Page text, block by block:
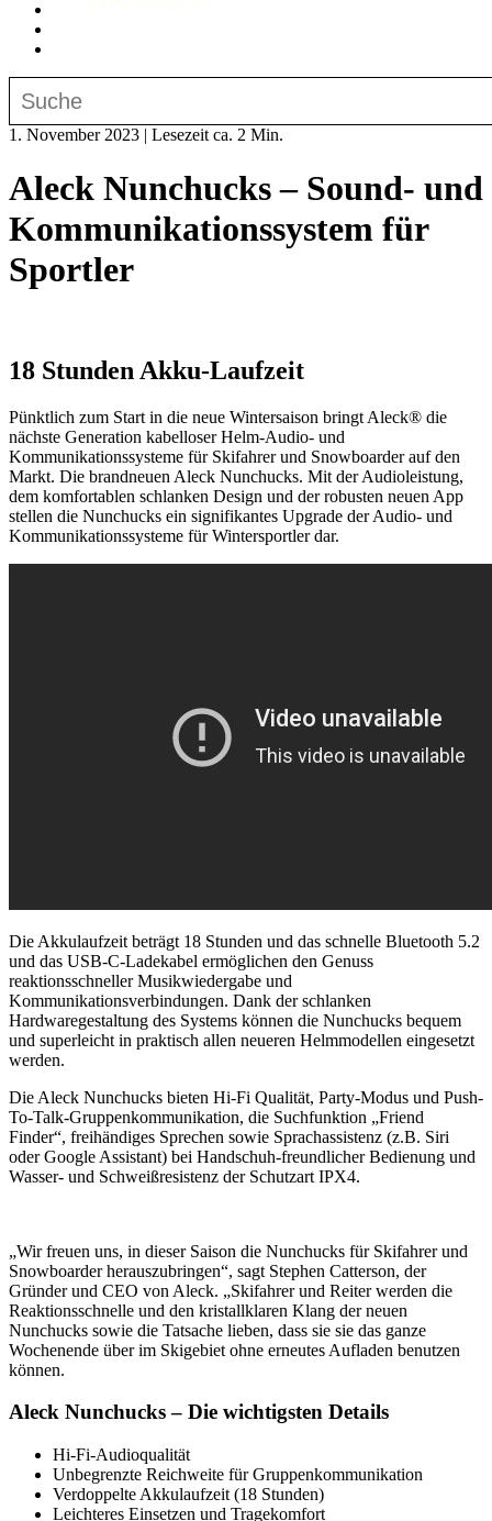
1. November 2023 | Lesezeit ca. 2 Min.
Aleck Nunchucks – Sound- und
Kommunikationssystem für
Sportler
18 Stunden Akku-Laufzeit
Pünktlich zum Start in die neue Wintersaison bringt Aleck® die
nächste Generation kabelloser Helm-Audio- und
Kommunikationssysteme für Skifahrer und Snowboarder auf den
Markt. Die brandneuen Aleck Nunchucks. Mit der Audioleistung,
dem komfortablen schlanken Design und der robusten neuen App
stellen die Nunchucks ein signifikantes Upgrade der Audio- und
Kommunikationssysteme für Wintersportler dar.
Die Akkulaufzeit beträgt 18 Stunden und das schnelle Bluetooth 5.2
und das USB-C-Ladekabel ermöglichen den Genuss
reaktionsschneller Musikwiedergabe und
Kommunikationsverbindungen. Dank der schlanken
Hardwaregestaltung des Systems können die Nunchucks bequem
und superleicht in praktisch allen neueren Helmmodellen eingesetzt
werden.
Die Aleck Nunchucks bieten Hi-Fi Qualität, Party-Modus und Push-
To-Talk-Gruppenkommunikation, die Suchfunktion „Friend
Finder“, freihändiges Sprechen sowie Sprachassistenz (z.B. Siri
oder Google Assistant) bei Handschuh-freundlicher Bedienung und
Wasser- und Schweißresistenz der Schutzart IPX4.
„Wir freuen uns, in dieser Saison die Nunchucks für Skifahrer und
Snowboarder herauszubringen“, sagt Stephen Catterson, der
Gründer und CEO von Aleck. „Skifahrer und Reiter werden die
Reaktionsschnelle und den kristallklaren Klang der neuen
Nunchucks sowie die Tatsache lieben, dass sie sie das ganze
Wochenende über im Skigebiet ohne erneutes Aufladen benutzen
können.
Aleck Nunchucks – Die wichtigsten Details
Hi-Fi-Audioqualität
Unbegrenzte Reichweite für Gruppenkommunikation
Verdoppelte Akkulaufzeit (18 Stunden)
Leichteres Einsetzen und Tragekomfort